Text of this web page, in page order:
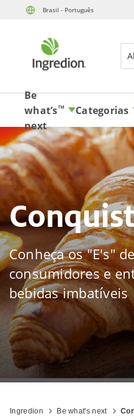
Brasil - Português
Skip
Be
what’s
next
TM Categorias
Conheça os "E's"
consumidores e
bebidas imbatíveis
Ingredion Be what's next